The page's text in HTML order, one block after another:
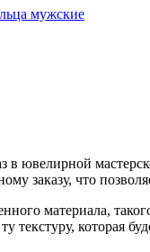
мужские
в ювелирной
заказу, что
материала,
текстуру, которая